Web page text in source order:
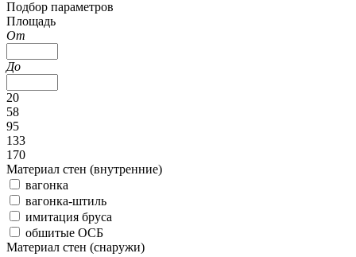
Подбор параметров
Площадь
От
До
20
58
95
133
170
Материал стен (внутренние)
вагонка
вагонка-штиль
имитация бруса
обшитые ОСБ
Материал стен (снаружи)